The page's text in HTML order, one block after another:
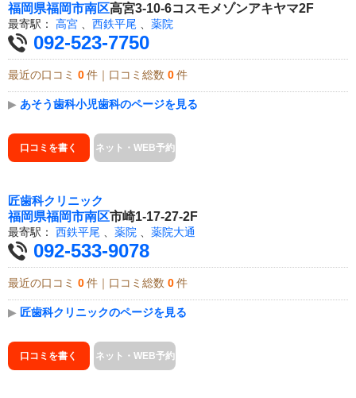
福岡県福岡市南区高宮3-10-6コスモメゾンアキヤマ2F
最寄駅： 高宮 西鉄平尾 薬院
092-523-7750
最近の口コミ 0 件｜口コミ総数 0 件
▶ あそう歯科小児歯科のページを見る
口コミを書く ネット・WEB予約
匠歯科クリニック
福岡県福岡市南区市崎1-17-27-2F
最寄駅： 西鉄平尾 薬院 薬院大通
092-533-9078
最近の口コミ 0 件｜口コミ総数 0 件
▶ 匠歯科クリニックのページを見る
口コミを書く ネット・WEB予約